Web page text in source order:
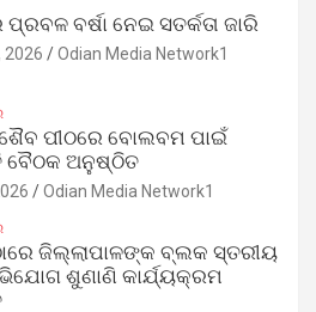
ବର୍ଷା ନେଇ ସତର୍କତା ଜାରି
2026 Odian Media Network1
ପୀଠରେ ବୋଲବମ ପାଇଁ
ବୈଠକ ଅନୁଷ୍ଠିତ
Odian Media Network1
ଜିଲ୍ଲାପାଳଙ୍କ ବ୍ଲକ ସ୍ତରୀୟ
ଶୁଣାଣି କାର୍ଯ୍ୟକ୍ରମ